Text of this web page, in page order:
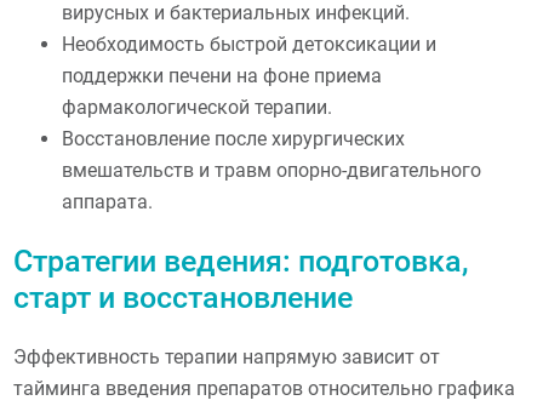
вирусных и бактериальных инфекций.
Необходимость быстрой детоксикации и
поддержки печени на фоне приема
фармакологической терапии.
Восстановление после хирургических
вмешательств и травм опорно-двигательного
аппарата.
Стратегии ведения: подготовка,
старт и восстановление
Эффективность терапии напрямую зависит от
тайминга введения препаратов относительно графика